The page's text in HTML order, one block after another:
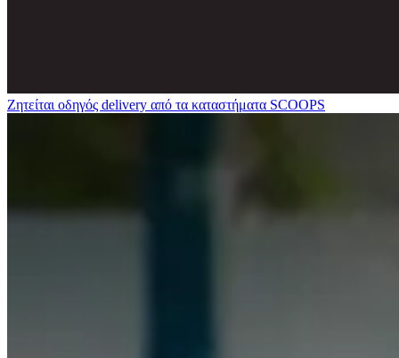
Ζητείται οδηγός delivery από τα καταστήματα SCOOPS